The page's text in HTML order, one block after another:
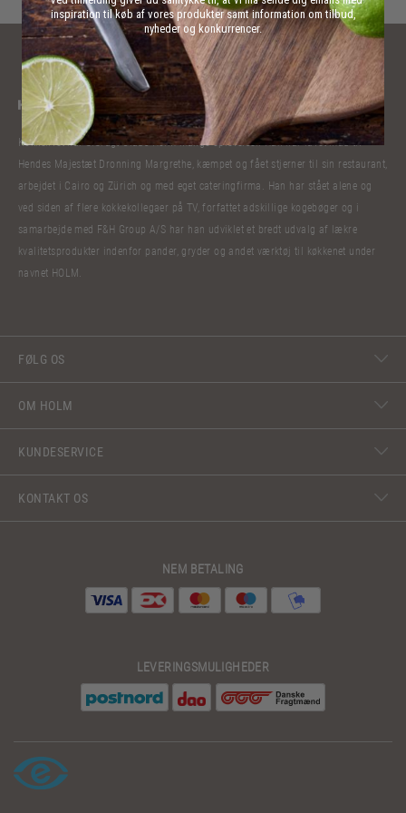
Kokkelivet har bibragt Claus Holm mange oplevelser. Han har lavet mad til
Hendes Majestæt Dronning Margrethe, kæmpet og fået stjerner til sin restaurant,
arbejdet i Cairo og Zürich og med eget cateringfirma. Han har stået alene og
ved siden af flere kokkekollegaer på TV, forfattet adskillige kogebøger og i
samarbejde med F&H Group A/S har han udviklet et bredt udvalg af lækre
kvalitetsprodukter indenfor pander, gryder og andet værktøj til køkkenet under
navnet HOLM.
FØLG OS
OM HOLM
KUNDESERVICE
KONTAKT OS
NEM BETALING
LEVERINGSMULIGHEDER
inspiration til køb af vores produkter samt information om tilbud,
nyheder og konkurrencer.